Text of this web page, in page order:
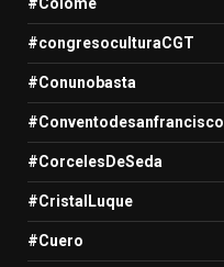
#congresoculturaCGT
#Conunobasta
#Conventodesanfrancisco
#CorcelesDeSeda
#CristalLuque
#Cuero